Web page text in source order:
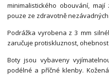
minimalistického obouvání,
pouze ze zdravotně
Podrážka vyrobena z 3 mm
zaručuje protiskluznost,
Boty jsou vybaveny
podélné a příčné klenby.